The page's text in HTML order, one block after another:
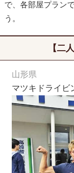
で、各部屋プラン
う。
【二
山形県
マツキドライビ